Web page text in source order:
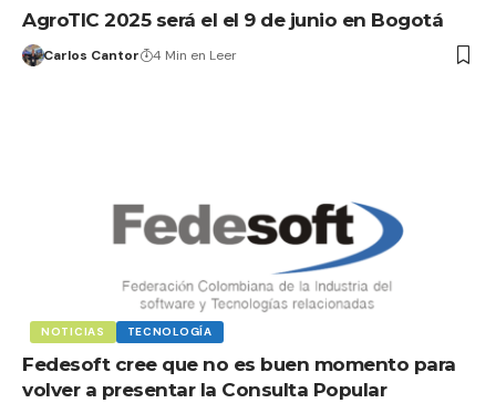
AgroTIC 2025 será el el 9 de junio en Bogotá
Carlos Cantor 4 Min en Leer
NOTICIAS TECNOLOGÍA
Fedesoft cree que no es buen momento para
volver a presentar la Consulta Popular